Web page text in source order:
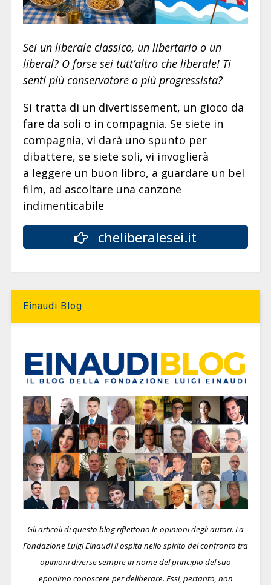
Sei un liberale classico, un libertario o un
liberal? O forse sei tutt’altro che liberale! Ti
senti più conservatore o più progressista?
Si tratta di un divertissement, un gioco da
fare da soli o in compagnia. Se siete in
compagnia, vi darà uno spunto per
dibattere, se siete soli, vi invoglierà
a leggere un buon libro, a guardare un bel
film, ad ascoltare una canzone
indimenticabile
cheliberalesei.it
Einaudi Blog
Gli articoli di questo blog riflettono le opinioni degli autori. La
Fondazione Luigi Einaudi li ospita nello spirito del confronto tra
opinioni diverse sempre in nome del principio del suo
eponimo conoscere per deliberare. Essi, pertanto, non